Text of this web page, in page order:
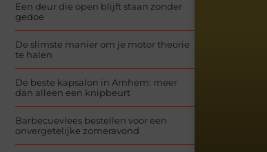
Een deur die open blijft staan zonder
gedoe
De slimste manier om je motor theorie
te halen
De beste kapsalon in Arnhem: meer
dan alleen een knipbeurt
Barbecuevlees bestellen voor een
onvergetelijke zomeravond